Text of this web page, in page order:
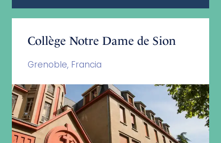
Collège Notre Dame de Sion
Grenoble, Francia